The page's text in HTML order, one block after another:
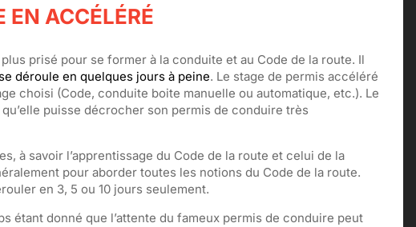
EN ACCÉLÉRÉ
prisé pour se former à la conduite et au Code de la route. Il
déroule en quelques jours à peine. Le stage de permis accéléré
choisi (Code, conduite boite manuelle ou automatique, etc.). Le
puisse décrocher son permis de conduire très
à savoir l’apprentissage du Code de la route et celui de la
pour aborder toutes les notions du Code de la route.
en 3, 5 ou 10 jours seulement.
étant donné que l’attente du fameux permis de conduire peut